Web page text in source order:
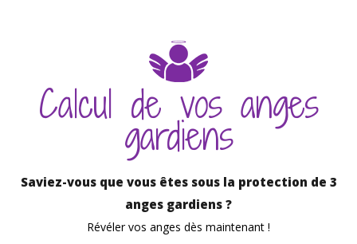
Calcul de vos anges
gardiens
Saviez-vous que vous êtes sous la protection de 3
anges gardiens ?
Révéler vos anges dès maintenant !